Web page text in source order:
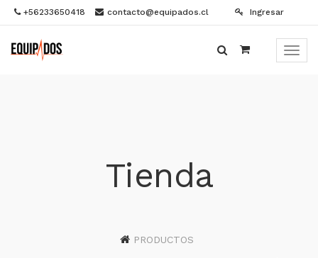
+56233650418 contacto@equipados.cl Ingresar
Menú
Tienda
PRODUCTOS